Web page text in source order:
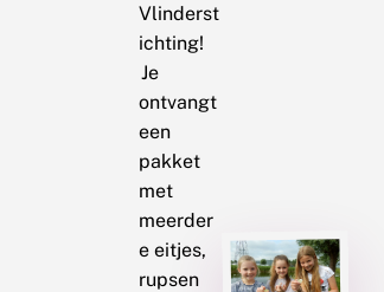
Vlinderst
ichting!
Je
ontvangt
een
pakket
met
meerder
e eitjes,
rupsen